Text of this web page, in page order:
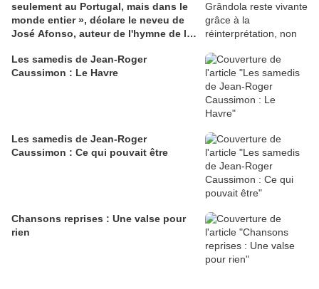
seulement au Portugal, mais dans le
monde entier », déclare le neveu de
José Afonso, auteur de l'hymne de la
Les samedis de Jean-Roger
Caussimon : Le Havre
Les samedis de Jean-Roger
Caussimon : Ce qui pouvait être
Chansons reprises : Une valse pour
rien